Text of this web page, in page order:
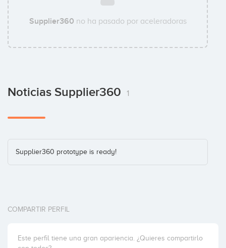
Supplier360 no ha pasado por aceleradoras
Noticias Supplier360 1
Supplier360 prototype is ready!
COMPARTIR PERFIL
Este perfil tiene una gran apariencia. ¿Quieres compartirlo